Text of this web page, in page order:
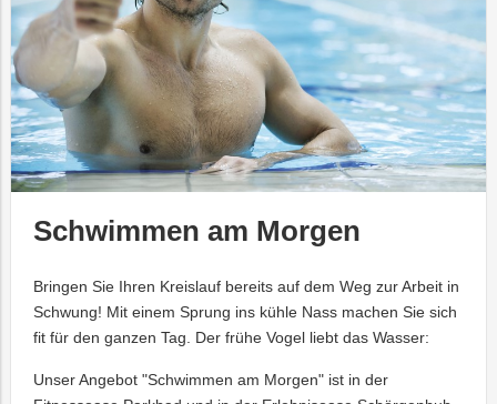
Schwimmen am Morgen
Bringen Sie Ihren Kreislauf bereits auf dem Weg zur Arbeit in
Schwung! Mit einem Sprung ins kühle Nass machen Sie sich
fit für den ganzen Tag. Der frühe Vogel liebt das Wasser:
Unser Angebot "Schwimmen am Morgen" ist in der